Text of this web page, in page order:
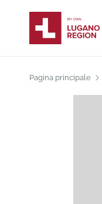
Pagina principale